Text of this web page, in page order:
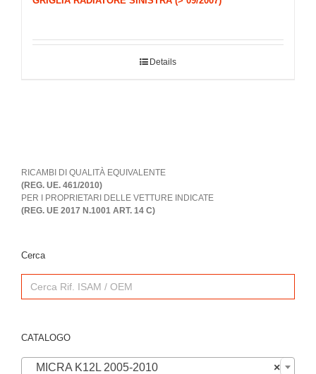
Details
RICAMBI DI QUALITÀ EQUIVALENTE
(REG. UE. 461/2010)
PER I PROPRIETARI DELLE VETTURE INDICATE
(REG. UE 2017 N.1001 ART. 14 C)
Cerca
Search
for:
CATALOGO
×
MICRA K12L 2005-2010